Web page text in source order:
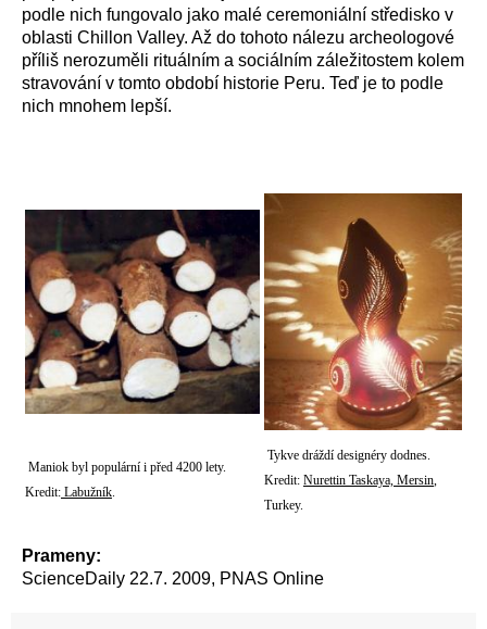
podle nich fungovalo jako malé ceremoniální středisko v
oblasti Chillon Valley. Až do tohoto nálezu archeologové
příliš nerozuměli rituálním a sociálním záležitostem kolem
stravování v tomto období historie Peru. Teď je to podle
nich mnohem lepší.
Maniok byl populární i před 4200 lety.
Kredit: Labužník.
Tykve dráždí designéry dodnes.
Kredit: Nurettin Taskaya, Mersin,
Turkey.
Prameny:
ScienceDaily 22.7. 2009, PNAS Online